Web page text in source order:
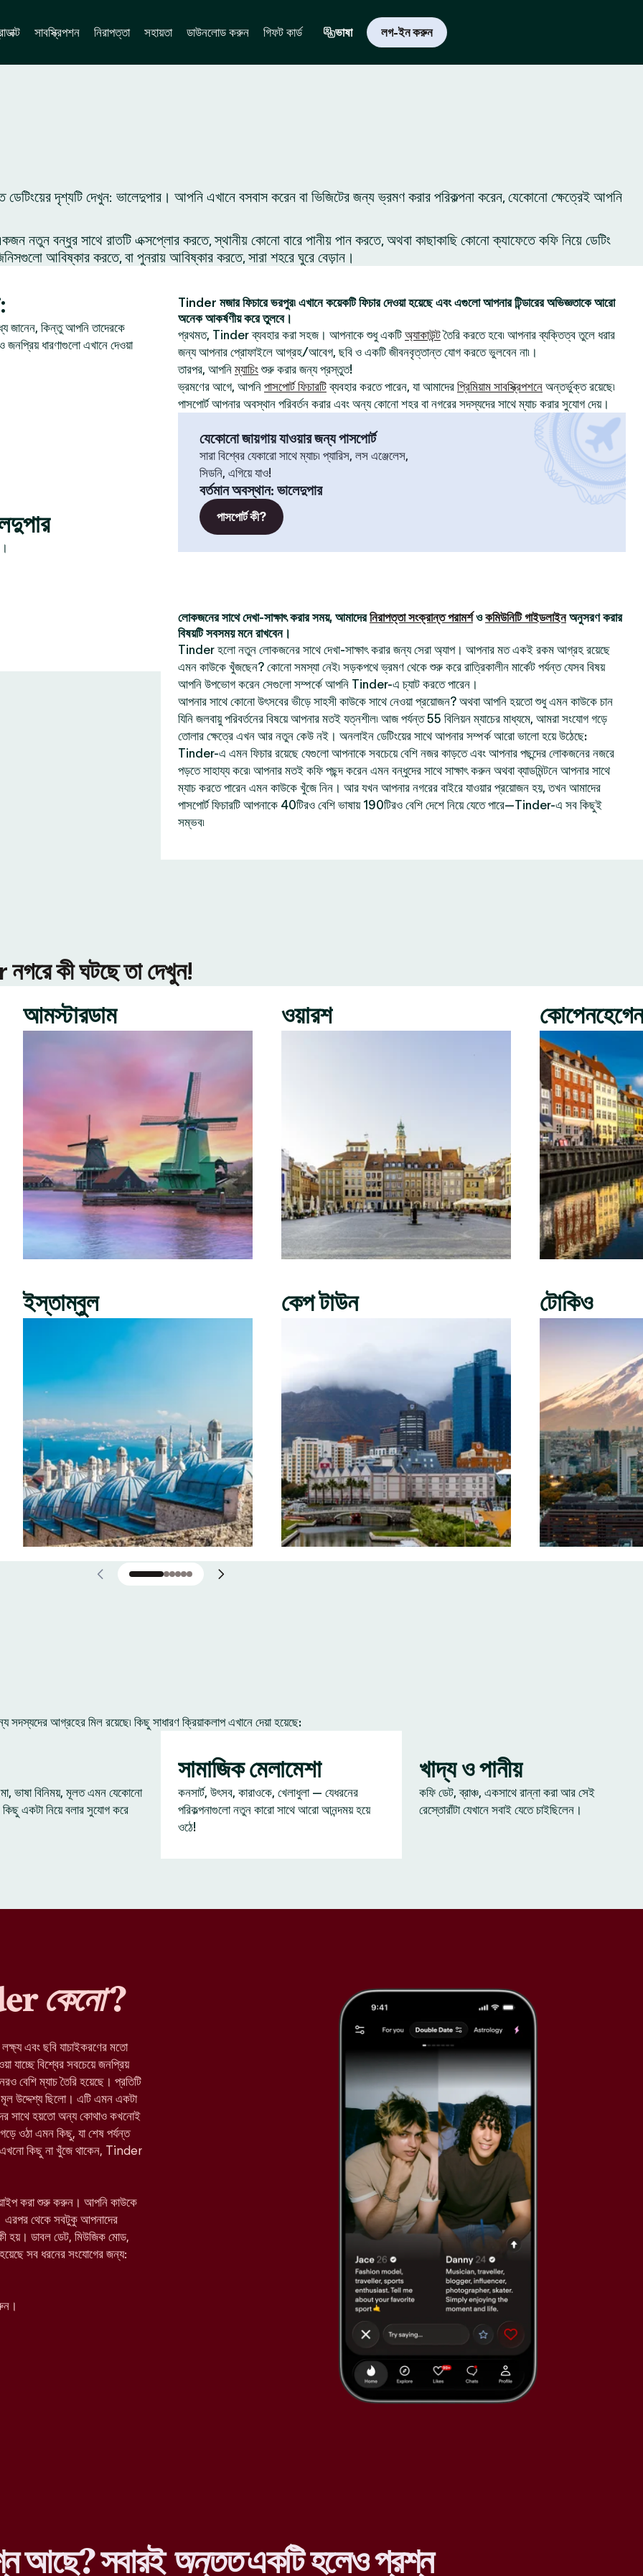
সাবস্ক্রিপশন নিরাপত্তা সহায়তা ডাউনলোড করুন গিফট কার্ড ভাষা লগ-ইন করুন
দৃশ্যটি দেখুন: ভালেদুপার। আপনি এখানে বসবাস করেন বা ভিজিটের জন্য ভ্রমণ করার পরিকল্পনা করেন, যেকোনো ক্ষেত্রেই আপনি
বন্ধুর সাথে রাতটি এক্সপ্লোর করতে, স্থানীয় কোনো বারে পানীয় পান করতে, অথবা কাছাকাছি কোনো ক্যাফেতে কফি নিয়ে ডেটিং
আবিষ্কার করতে, বা পুনরায় আবিষ্কার করতে, সারা শহরে ঘুরে বেড়ান।
জানেন, কিন্তু আপনি তাদেরকে
জনপ্রিয় ধারণাগুলো এখানে দেওয়া
Tinder মজার ফিচারে ভরপুর৷ এখানে কয়েকটি ফিচার দেওয়া হয়েছে এবং এগুলো আপনার টিন্ডারের অভিজ্ঞতাকে আরো
অনেক আকর্ষণীয় করে তুলবে।
প্রথমত, Tinder ব্যবহার করা সহজ। আপনাকে শুধু একটি অ্যাকাউন্টতৈরি করতে হবে৷ আপনার ব্যক্তিত্ব তুলে ধরার
জন্য আপনার প্রোফাইলে আগ্রহ/আবেগ, ছবি ও একটি জীবনবৃত্তান্ত যোগ করতে ভুলবেন না৷।
তারপর, আপনিম্যাচিং শুরু করার জন্য প্রস্তুত!
ভ্রমণের আগে, আপনি পাসপোর্ট ফিচারটিব্যবহার করতে পারেন, যা আমাদের প্রিমিয়াম সাবস্ক্রিপশনে অন্তর্ভুক্ত রয়েছে৷
পাসপোর্ট আপনার অবস্থান পরিবর্তন করার এবং অন্য কোনো শহর বা নগরের সদস্যদের সাথে ম্যাচ করার সুযোগ দেয়।
যেকোনো জায়গায় যাওয়ার জন্য পাসপোর্ট
সারা বিশ্বের যেকারো সাথে ম্যাচ৷ প্যারিস, লস এঞ্জেলেস,
সিডনি, এগিয়ে যাও!
বর্তমান অবস্থান: ভালেদুপার
পাসপোর্ট কী?
লোকজনের সাথে দেখা-সাক্ষাৎ করার সময়, আমাদেরনিরাপত্তা সংক্রান্ত পরামর্শওকমিউনিটি গাইডলাইনঅনুসরণ করার
বিষয়টি সবসময় মনে রাখবেন।
Tinder হলো নতুন লোকজনের সাথে দেখা-সাক্ষাৎ করার জন্য সেরা অ্যাপ। আপনার মত একই রকম আগ্রহ রয়েছে
এমন কাউকে খুঁজছেন? কোনো সমস্যা নেই৷ সড়কপথে ভ্রমণ থেকে শুরু করে রাত্রিকালীন মার্কেট পর্যন্ত যেসব বিষয়
আপনি উপভোগ করেন সেগুলো সম্পর্কে আপনি Tinder-এ চ্যাট করতে পারেন।
আপনার সাথে কোনো উৎসবের ভীড়ে সাহসী কাউকে সাথে নেওয়া প্রয়োজন? অথবা আপনি হয়তো শুধু এমন কাউকে চান
যিনি জলবায়ু পরিবর্তনের বিষয়ে আপনার মতই যত্নশীল৷ আজ পর্যন্ত 55 বিলিয়ন ম্যাচের মাধ্যমে, আমরা সংযোগ গড়ে
তোলার ক্ষেত্রে এখন আর নতুন কেউ নই। অনলাইন ডেটিংয়ের সাথে আপনার সম্পর্ক আরো ভালো হয়ে উঠেছে:
Tinder-এ এমন ফিচার রয়েছে যেগুলো আপনাকে সবচেয়ে বেশি নজর কাড়তে এবং আপনার পছন্দের লোকজনের নজরে
পড়তে সাহায্য করে৷ আপনার মতই কফি পছন্দ করেন এমন বন্ধুদের সাথে সাক্ষাৎ করুন অথবা ব্যাডমিন্টনে আপনার সাথে
ম্যাচ করতে পারেন এমন কাউকে খুঁজে নিন। আর যখন আপনার নগরের বাইরে যাওয়ার প্রয়োজন হয়, তখন আমাদের
পাসপোর্ট ফিচারটি আপনাকে 40টিরও বেশি ভাষায় 190টিরও বেশি দেশে নিয়ে যেতে পারে—Tinder-এ সব কিছুই
সম্ভব৷
কী ঘটছে তা দেখুন!
আমস্টারডাম
ইস্তাম্বুল
ওয়ারশ
কেপ টাউন
কোপেনহেগেন
টোকিও
আগ্রহের মিল রয়েছে৷ কিছু সাধারণ ক্রিয়াকলাপ এখানে দেয়া হয়েছে:
ভাষা বিনিময়, মূলত এমন যেকোনো
একটা নিয়ে বলার সুযোগ করে
সামাজিক মেলামেশা
কনসার্ট, উৎসব, কারাওকে, খেলাধুলা — যেধরনের
পরিকল্পনাগুলো নতুন কারো সাথে আরো আনন্দময় হয়ে
ওঠে!
খাদ্য ও পানীয়
কফি ডেট, ব্রাঞ্চ, একসাথে রান্না করা আর সেই
রেস্তোরাঁটা যেখানে সবাই যেতে চাইছিলেন।
কেনো?
এবং ছবি যাচাইকরণের মতো
যাচ্ছে বিশ্বের সবচেয়ে জনপ্রিয়
বেশি ম্যাচ তৈরি হয়েছে। প্রতিটি
উদ্দেশ্য ছিলো। এটি এমন একটা
সাথে হয়তো অন্য কোথাও কখনোই
ওঠা এমন কিছু, যা শেষ পর্যন্ত
এখনো কিছু না খুঁজে থাকেন, Tinder
করা শুরু করুন। আপনি কাউকে
এরপর থেকে সবটুকু আপনাদের
হয়। ডাবল ডেট, মিউজিক মোড,
সব ধরনের সংযোগের জন্য:
আছে? সবারইঅন্ততএকটি হলেও প্রশ্ন